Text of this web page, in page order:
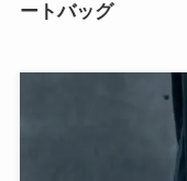
ートバッグ